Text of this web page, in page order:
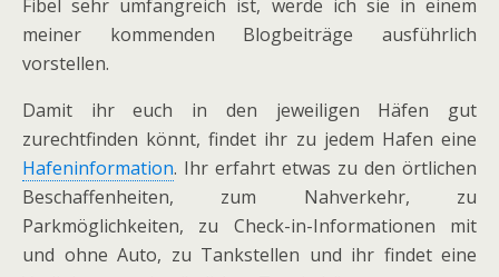
Fibel sehr umfangreich ist, werde ich sie in einem
meiner kommenden Blogbeiträge ausführlich
vorstellen.
Damit ihr euch in den jeweiligen Häfen gut
zurechtfinden könnt, findet ihr zu jedem Hafen eine
Hafeninformation. Ihr erfahrt etwas zu den örtlichen
Beschaffenheiten, zum Nahverkehr, zu
Parkmöglichkeiten, zu Check-in-Informationen mit
und ohne Auto, zu Tankstellen und ihr findet eine